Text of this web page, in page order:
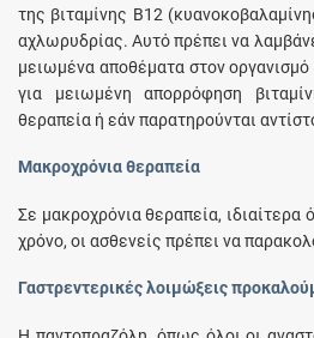
της βιταμίνης Β12
αχλωρυδρίας. Αυτό πρέπει να
μειωμένα αποθέματα στον
για μειωμένη απορρόφηση
θεραπεία ή εάν παρατηρούνται
Μακροχρόνια θεραπεία
Σε μακροχρόνια θεραπεία, ιδιαίτερα
χρόνο, οι ασθενείς πρέπει να
Γαστρεντερικές λοιμώξεις